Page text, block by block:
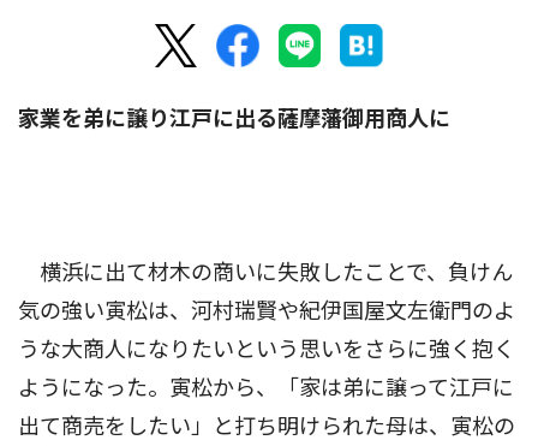
家業を弟に譲り江戸に出る薩摩藩御用商人に
横浜に出て材木の商いに失敗したことで、負けん
気の強い寅松は、河村瑞賢や紀伊国屋文左衛門のよ
うな大商人になりたいという思いをさらに強く抱く
ようになった。寅松から、「家は弟に譲って江戸に
出て商売をしたい」と打ち明けられた母は、寅松の